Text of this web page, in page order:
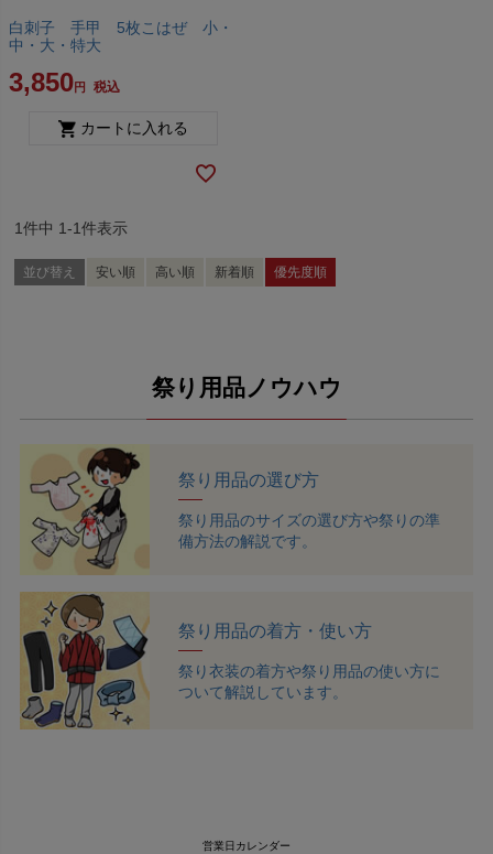
白刺子 手甲 5枚こはぜ 小・
中・大・特大
3,850 税込
カートに入れる
並び替え 安い順 高い順 新着順 優先度順
1件中 1-1件表示
祭り用品ノウハウ
祭り用品の選び方
祭り用品のサイズの選び方や祭りの準
備方法の解説です。
祭り用品の着方・使い方
祭り衣装の着方や祭り用品の使い方に
ついて解説しています。